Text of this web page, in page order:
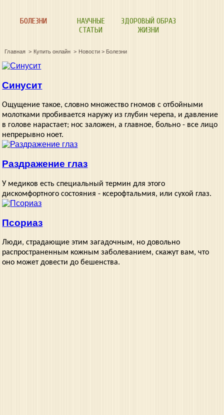
БОЛЕЗНИ
НАУЧНЫЕ
СТАТЬИ
ЗДОРОВЫЙ ОБРАЗ
ЖИЗНИ
Главная Купить онлайн Новости> Болезни
Синусит
Ощущение такое, словно множество гномов с отбойными
молотками пробивается наружу из глубин черепа, и давление
в голове нарастает; нос заложен, а главное, больно - все лицо
непрерывно ноет.
Раздражение глаз
У медиков есть специальный термин для этого
дискомфортного состояния - ксерофтальмия, или сухой глаз.
Псориаз
Люди, страдающие этим загадочным, но довольно
распространенным кожным заболеванием, скажут вам, что
оно может довести до бешенства.